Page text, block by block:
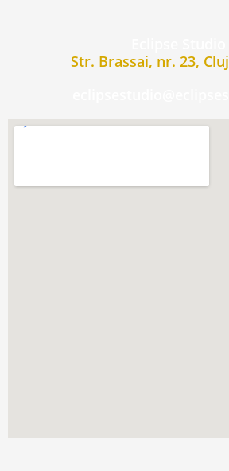
Str. Brassai, nr. 23,